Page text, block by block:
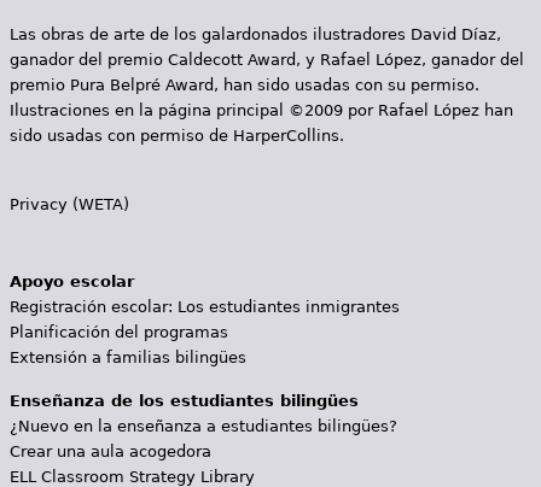
Las obras de arte de los galardonados ilustradores David Díaz,
ganador del premio Caldecott Award, y Rafael López, ganador del
premio Pura Belpré Award, han sido usadas con su permiso.
Ilustraciones en la página principal ©2009 por Rafael López han
sido usadas con permiso de HarperCollins.
Privacy (WETA)
Apoyo escolar
Registración escolar: Los estudiantes inmigrantes
Planificación del programas
Extensión a familias bilingües
Enseñanza de los estudiantes bilingües
¿Nuevo en la enseñanza a estudiantes bilingües?
Crear una aula acogedora
ELL Classroom Strategy Library